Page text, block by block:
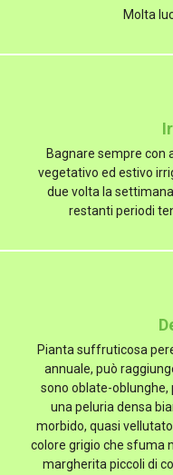
Molta
Bagnare sempre con
vegetativo ed estivo
due volta la
restanti periodi
Pianta suffruticosa
annuale, può
sono oblate-
una peluria densa
morbido, quasi
colore grigio che sfuma
margherita piccoli di